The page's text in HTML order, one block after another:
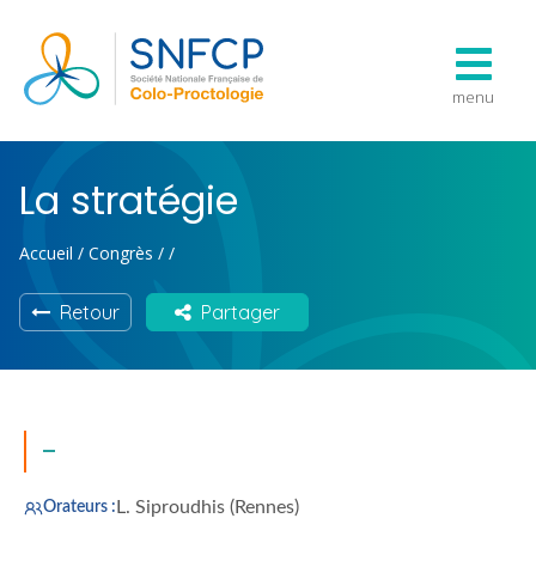
menu
La stratégie
Accueil / Congrès / /
Retour Partager
-
Orateurs : L. Siproudhis (Rennes)